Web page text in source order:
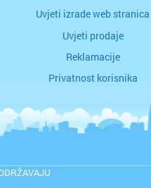
Uvjeti izrade web stranica
Uvjeti prodaje
Reklamacije
Privatnost korisnika